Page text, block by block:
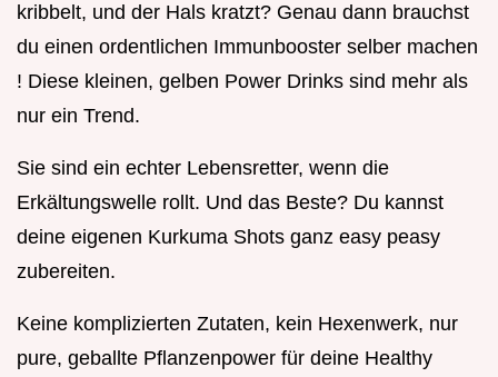
kribbelt, und der Hals kratzt? Genau dann brauchst
du einen ordentlichen Immunbooster selber machen
! Diese kleinen, gelben Power Drinks sind mehr als
nur ein Trend.
Sie sind ein echter Lebensretter, wenn die
Erkältungswelle rollt. Und das Beste? Du kannst
deine eigenen Kurkuma Shots ganz easy peasy
zubereiten.
Keine komplizierten Zutaten, kein Hexenwerk, nur
pure, geballte Pflanzenpower für deine Healthy